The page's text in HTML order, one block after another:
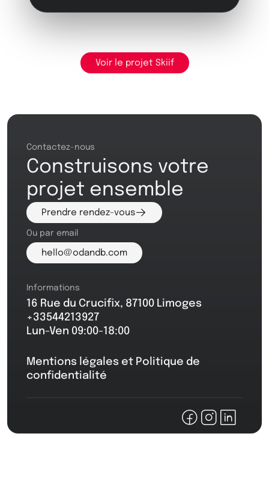
Voir le projet Skiif
Contactez-nous
Construisons votre
projet ensemble
Prendre rendez-vous
Ou par email
hello@odandb.com
Informations
16 Rue du Crucifix, 87100 Limoges
+33544213927
Lun-Ven 09:00-18:00
Mentions légales et Politique de
confidentialité